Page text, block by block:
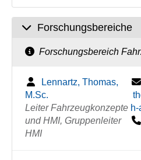
Forschungsbereiche
Forschungsbereich
Lennartz, Thomas,
M.Sc.
Leiter Fahrzeugkonzepte
und HMI, Gruppenleiter
HMI